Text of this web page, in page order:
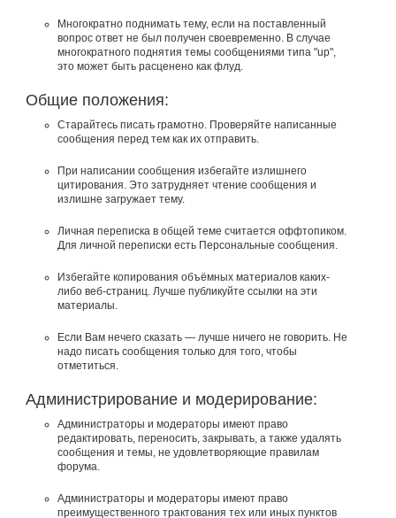
Многократно поднимать тему, если на поставленный
вопрос ответ не был получен своевременно. В случае
многократного поднятия темы сообщениями типа "up",
это может быть расценено как флуд.
Общие положения:
Старайтесь писать грамотно. Проверяйте написанные
сообщения перед тем как их отправить.
При написании сообщения избегайте излишнего
цитирования. Это затрудняет чтение сообщения и
излишне загружает тему.
Личная переписка в общей теме считается оффтопиком.
Для личной переписки есть Персональные сообщения.
Избегайте копирования объёмных материалов каких-
либо веб-страниц. Лучше публикуйте ссылки на эти
материалы.
Если Вам нечего сказать — лучше ничего не говорить. Не
надо писать сообщения только для того, чтобы
отметиться.
Администрирование и модерирование:
Администраторы и модераторы имеют право
редактировать, переносить, закрывать, а также удалять
сообщения и темы, не удовлетворяющие правилам
форума.
Администраторы и модераторы имеют право
преимущественного трактования тех или иных пунктов